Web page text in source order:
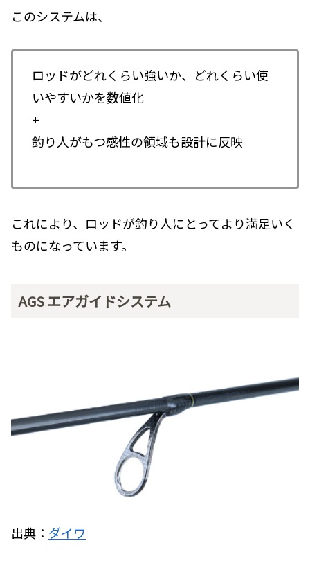
このシステムは、
ロッドがどれくらい強いか、どれくらい使
いやすいかを数値化
+
釣り人がもつ感性の領域も設計に反映
これにより、ロッドが釣り人にとってより満足いく
ものになっています。
AGS エアガイドシステム
出典： ダイワ